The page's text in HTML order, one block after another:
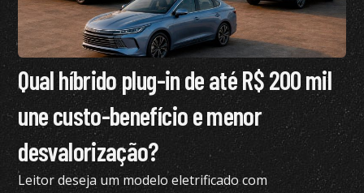
Qual híbrido plug-in de até R$ 200 mil
une custo-benefício e menor
desvalorização?
Leitor deseja um modelo eletrificado com